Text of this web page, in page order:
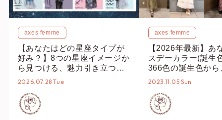
axes femme
【あなたはどの星座タイプが
好み？】8つの星座イメージか
ら見つける、魅力引き立つス
タイリング♡
2026.07.28 Tue
axes femme
【2026年最新】あ
スデーカラー(誕生
366色の誕生色から
誕生色、バースデ
2023.11.05 Sun